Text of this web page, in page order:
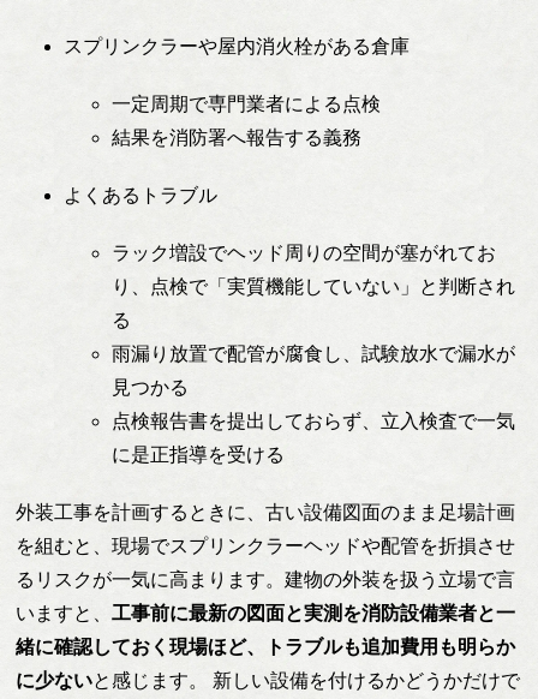
スプリンクラーや屋内消火栓がある倉庫
一定周期で専門業者による点検
結果を消防署へ報告する義務
よくあるトラブル
ラック増設でヘッド周りの空間が塞がれてお
り、点検で「実質機能していない」と判断され
る
雨漏り放置で配管が腐食し、試験放水で漏水が
見つかる
点検報告書を提出しておらず、立入検査で一気
に是正指導を受ける
外装工事を計画するときに、古い設備図面のまま足場計画
を組むと、現場でスプリンクラーヘッドや配管を折損させ
るリスクが一気に高まります。建物の外装を扱う立場で言
いますと、工事前に最新の図面と実測を消防設備業者と一
緒に確認しておく現場ほど、トラブルも追加費用も明らか
に少ないと感じます。 新しい設備を付けるかどうかだけで